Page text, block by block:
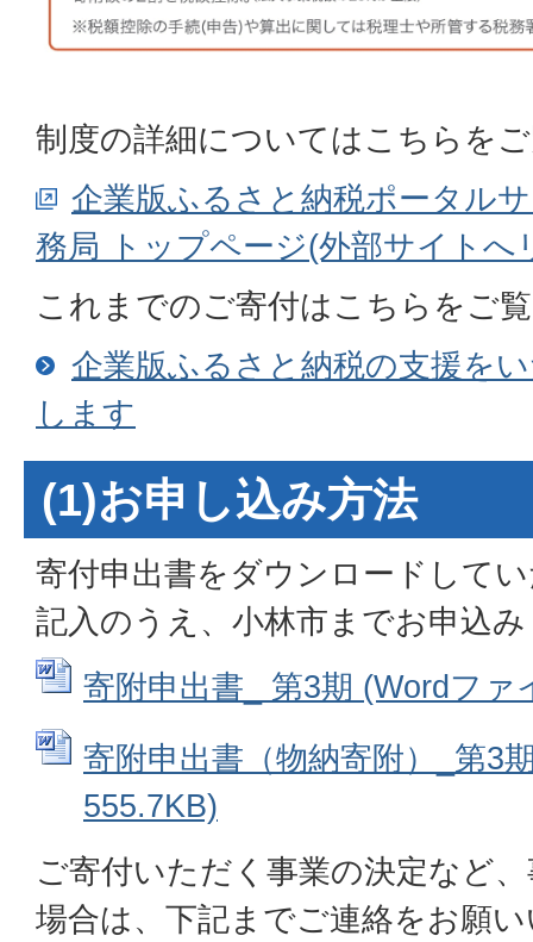
制度の詳細についてはこちらを
企業版ふるさと納税ポータル
務局 トップページ(外部サイトへ
これまでのご寄付はこちらをご
企業版ふるさと納税の⽀援を
します
(1)お申し込み方法
寄付申出書をダウンロードして
記入のうえ、小林市までお申込
寄附申出書_ 第3期 (Wordファ
寄附申出書（物納寄附）_第3
555.7KB)
ご寄付いただく事業の決定など
場合は、下記までご連絡をお願